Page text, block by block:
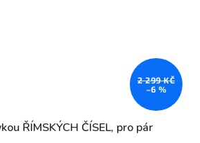
2 299 KČ
–6 %
ŘÍMSKÝCH ČÍSEL, pro pár